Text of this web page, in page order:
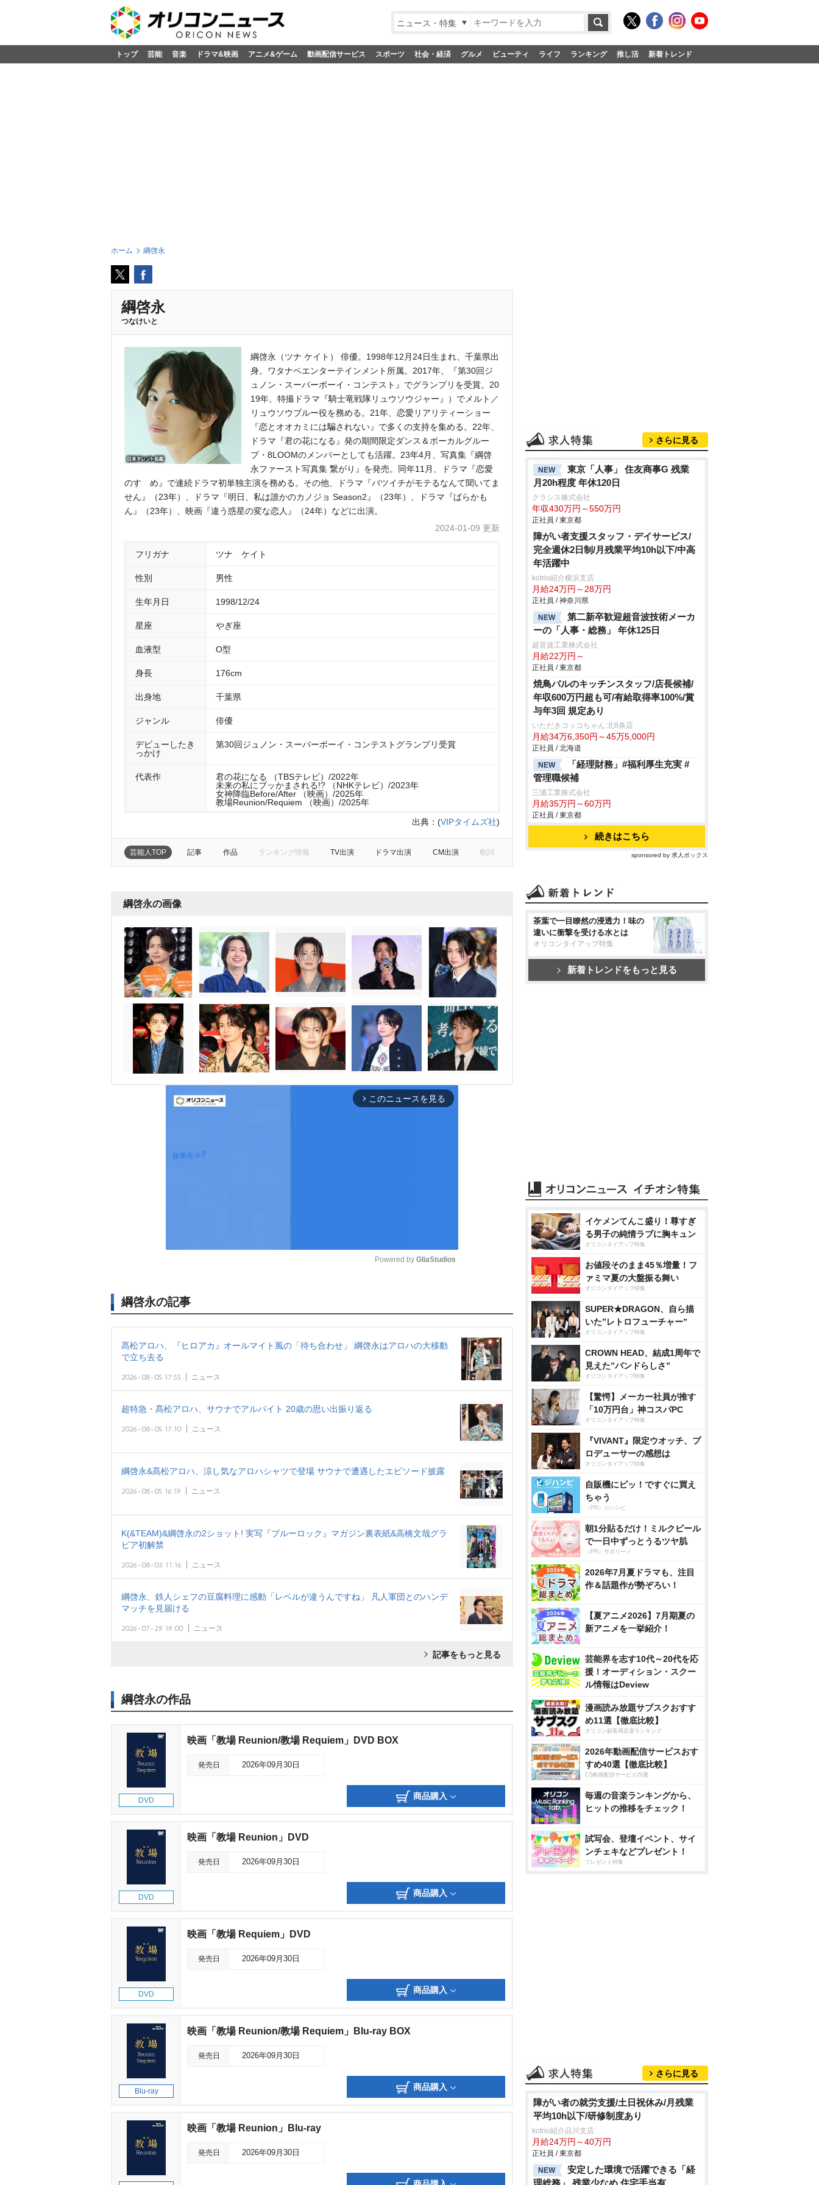
ニュース・特集
トップ 芸能 音楽 ドラマ&映画 アニメ&ゲーム 動画配信サービス スポーツ 社会・経済 グルメ ビューティ ライフ ランキング 推し活 新着トレンド
ホーム 綱啓永
綱啓永
つなけいと
綱啓永（ツナ ケイト） 俳優。1998年12月24日生まれ、千葉県出
身。ワタナベエンターテインメント所属。2017年、『第30回ジ
ュノン・スーパーボーイ・コンテスト』でグランプリを受賞。20
19年、特撮ドラマ『騎士竜戦隊リュウソウジャー』）でメルト／
リュウソウブルー役を務める。21年、恋愛リアリティーショー
『恋とオオカミには騙されない』で多くの支持を集める。22年、
ドラマ『君の花になる』発の期間限定ダンス＆ボーカルグルー
プ・8LOOMのメンバーとしても活躍。23年4月、写真集『綱啓
永ファースト写真集 繋がり』を発売。同年11月、ドラマ『恋愛
のすゝめ』で連続ドラマ初単独主演を務める。その他、ドラマ『バツイチがモテるなんて聞いてま
せん』（23年）、ドラマ『明日、私は誰かのカノジョ Season2』（23年）、ドラマ『ばらかも
ん』（23年）、映画『違う惑星の変な恋人』（24年）などに出演。
2024-01-09 更新
フリガナ ツナ ケイト
性別 男性
生年月日 1998/12/24
星座 ぎ座
血液型 O型
身長 176cm
出身地 千葉県
ジャンル 俳優
デビューしたき
っかけ
第30回ジュノン・スーパーボーイ・コンテストグランプリ受賞
代表作
君の花になる （TBSテレビ）/2022年
未来の私にブッかまされる!? （NHKテレビ）/2023年
女神降臨Before/After （映画）/2025年
教場Reunion/Requiem （映画）/2025年
出典： (VIPタイムズ社)
芸能人TOP 記事 作品 ランキング情報 TV出演 ドラマ出演 CM出演 歌詞
綱啓永の画像
arrow_forward_ios このニュースを見る
u
e
Powered by GliaStudios
綱啓永の記事
髙松アロハ、『ヒロアカ』オールマイト風の「待ち合わせ」 綱啓永はアロハの大移動
で立ち去る
2026-08-05 17:55 ニュース
超特急・髙松アロハ、サウナでアルバイト 20歳の思い出振り返る
2026-08-05 17:10 ニュース
綱啓永&髙松アロハ、涼し気なアロハシャツで登場 サウナで遭遇したエピソード披露
2026-08-05 16:19 ニュース
K(&TEAM)&綱啓永の2ショット! 実写『ブルーロック』マガジン裏表紙&高橋文哉グラ
ビア初解禁
2026-08-03 11:16 ニュース
綱啓永、鉄人シェフの豆腐料理に感動「レベルが違うんですね」 凡人軍団とのハンデ
マッチを見届ける
2026-07-29 19:00 ニュース
記事をもっと見る
綱啓永の作品
DVD
映画「教場 Reunion/教場 Requiem」DVD BOX
発売日 2026年09月30日
商品購入
DVD
映画「教場 Reunion」DVD
発売日 2026年09月30日
商品購入
DVD
映画「教場 Requiem」DVD
発売日 2026年09月30日
商品購入
Blu-ray
映画「教場 Reunion/教場 Requiem」Blu-ray BOX
発売日 2026年09月30日
商品購入
映画「教場 Reunion」Blu-ray
発売日 2026年09月30日
さらに見る
NEW
東京「人事」 住友商事G 残業
月20h程度 年休120日
クラシス株式会社
年収430万円～550万円
正社員 / 東京都
障がい者支援スタッフ・デイサービス/
完全週休2日制/月残業平均10h以下/中高
年活躍中
kotrio紹介横浜支店
月給24万円～28万円
正社員 / 神奈川県
NEW
第二新卒歓迎超音波技術メーカ
ーの「人事・総務」 年休125日
超音波工業株式会社
月給22万円～
正社員 / 東京都
焼鳥バルのキッチンスタッフ/店長候補/
年収600万円超も可/有給取得率100%/賞
与年3回 規定あり
いただきコッコちゃん 北8条店
月給34万6,350円～45万5,000円
正社員 / 北海道
NEW
「経理財務」#福利厚生充実 #
管理職候補
三浦工業株式会社
月給35万円～60万円
正社員 / 東京都
続きはこちら
sponsored by 求人ボックス
茶葉で一目瞭然の浸透力！味の
違いに衝撃を受ける水とは
オリコンタイアップ特集
新着トレンドをもっと見る
イケメンてんこ盛り！尊すぎ
る男子の純情ラブに胸キュン
オリコンタイアップ特集
お値段そのまま45％増量！フ
ァミマ夏の大盤振る舞い
オリコンタイアップ特集
SUPER★DRAGON、自ら描
いた”レトロフューチャー”
オリコンタイアップ特集
CROWN HEAD、結成1周年で
見えた”バンドらしさ”
オリコンタイアップ特集
【驚愕】メーカー社員が推す
「10万円台」神コスパPC
オリコンタイアップ特集
『VIVANT』限定ウオッチ、プ
ロデューサーの感想は
オリコンタイアップ特集
自販機にピッ！ですぐに買え
ちゃう
（PR）ジハンピ
朝1分貼るだけ！ミルクピール
で一日中ずっとうるツヤ肌
（PR）サボリーノ
2026年7月夏ドラマも、注目
作＆話題作が勢ぞろい！
【夏アニメ2026】7月期夏の
新アニメを一挙紹介！
芸能界を志す10代～20代を応
援！オーディション・スクー
ル情報はDeview
漫画読み放題サブスクおすす
め11選【徹底比較】
オリコン顧客満足度ランキング
2026年動画配信サービスおす
すめ40選【徹底比較】
CS動画配信サービス20選
毎週の音楽ランキングから、
ヒットの推移をチェック！
試写会、登壇イベント、サイ
ンチェキなどプレゼント！
プレゼント特集
さらに見る
障がい者の就労支援/土日祝休み/月残業
平均10h以下/研修制度あり
kotrio紹介品川支店
月給24万円～40万円
正社員 / 東京都
NEW
安定した環境で活躍できる「経
理総務」 残業少なめ 住宅手当有